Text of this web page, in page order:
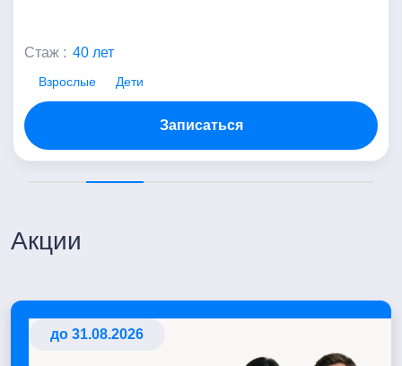
Стаж : 40 лет
Взрослые Дети
Записаться
Акции
до 31.08.2026